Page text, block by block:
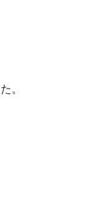
。